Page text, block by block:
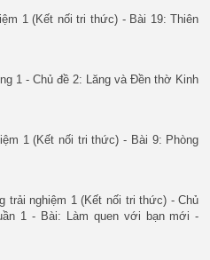
1 (Kết nối tri thức) - Bài 19: Thiên
1 - Chủ đề 2: Lăng và Đền thờ Kinh
1 (Kết nối tri thức) - Bài 9: Phòng
trải nghiệm 1 (Kết nối tri thức) - Chủ
1 - Bài: Làm quen với bạn mới -